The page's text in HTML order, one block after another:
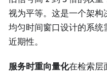
视为平等。这是一个架
均匀时间窗口设计的系统
近期性。
服务时重向量化在检索层